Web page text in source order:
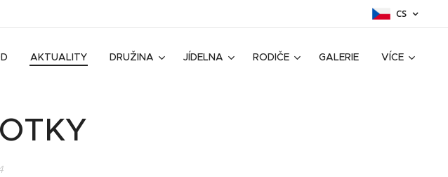
CS
AKTUALITY DRUŽINA JÍDELNA RODIČE GALERIE VÍCE